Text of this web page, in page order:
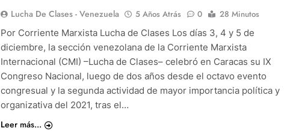
Lucha De Clases - Venezuela 5 Años Atrás 0
28 Minutos
Por Corriente Marxista Lucha de Clases Los días 3, 4 y 5 de
diciembre, la sección venezolana de la Corriente Marxista
Internacional (CMI) –Lucha de Clases– celebró en Caracas su IX
Congreso Nacional, luego de dos años desde el octavo evento
congresual y la segunda actividad de mayor importancia política y
organizativa del 2021, tras el…
Leer más...